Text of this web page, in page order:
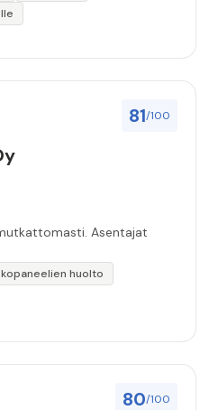
81/100
Asentajat
huolto
80/100